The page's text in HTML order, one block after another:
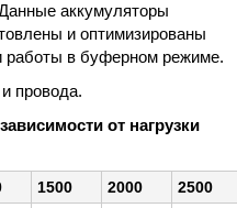
аккумуляторы
и оптимизированы
работы в буферном режиме.
провода.
от нагрузки
1500 2000
2500